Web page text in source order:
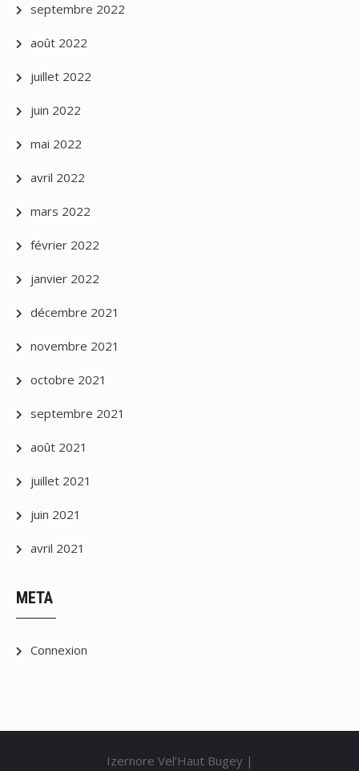
septembre 2022
août 2022
juillet 2022
juin 2022
mai 2022
avril 2022
mars 2022
février 2022
janvier 2022
décembre 2021
novembre 2021
octobre 2021
septembre 2021
août 2021
juillet 2021
juin 2021
avril 2021
META
Connexion
Izernore Vel’Haut Bugey |